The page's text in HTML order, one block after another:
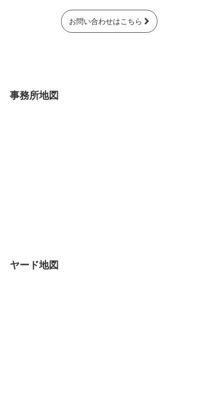
お問い合わせはこちら
事務所地図
ヤード地図